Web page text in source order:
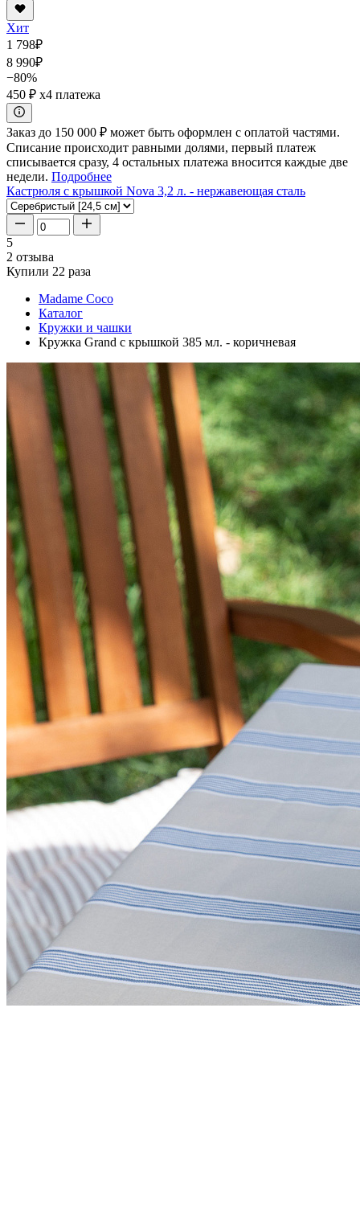
Хит
1 798₽
8 990₽
−80%
450 ₽ x4 платежа
Заказ до 150 000 ₽ может быть оформлен с оплатой частями.
Списание происходит равными долями, первый платеж
списывается сразу, 4 остальных платежа вносится каждые две
недели. Подробнее
Кастрюля с крышкой Nova 3,2 л. - нержавеющая сталь
5
2 отзыва
Купили 22 раза
Madame Coco
Каталог
Кружки и чашки
Кружка Grand с крышкой 385 мл. - коричневая